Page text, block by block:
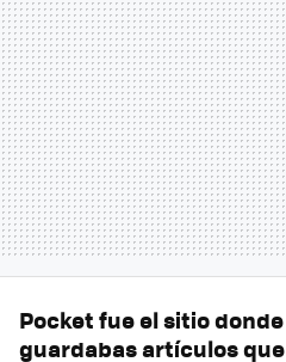
Pocket fue el sitio donde
guardabas artículos que